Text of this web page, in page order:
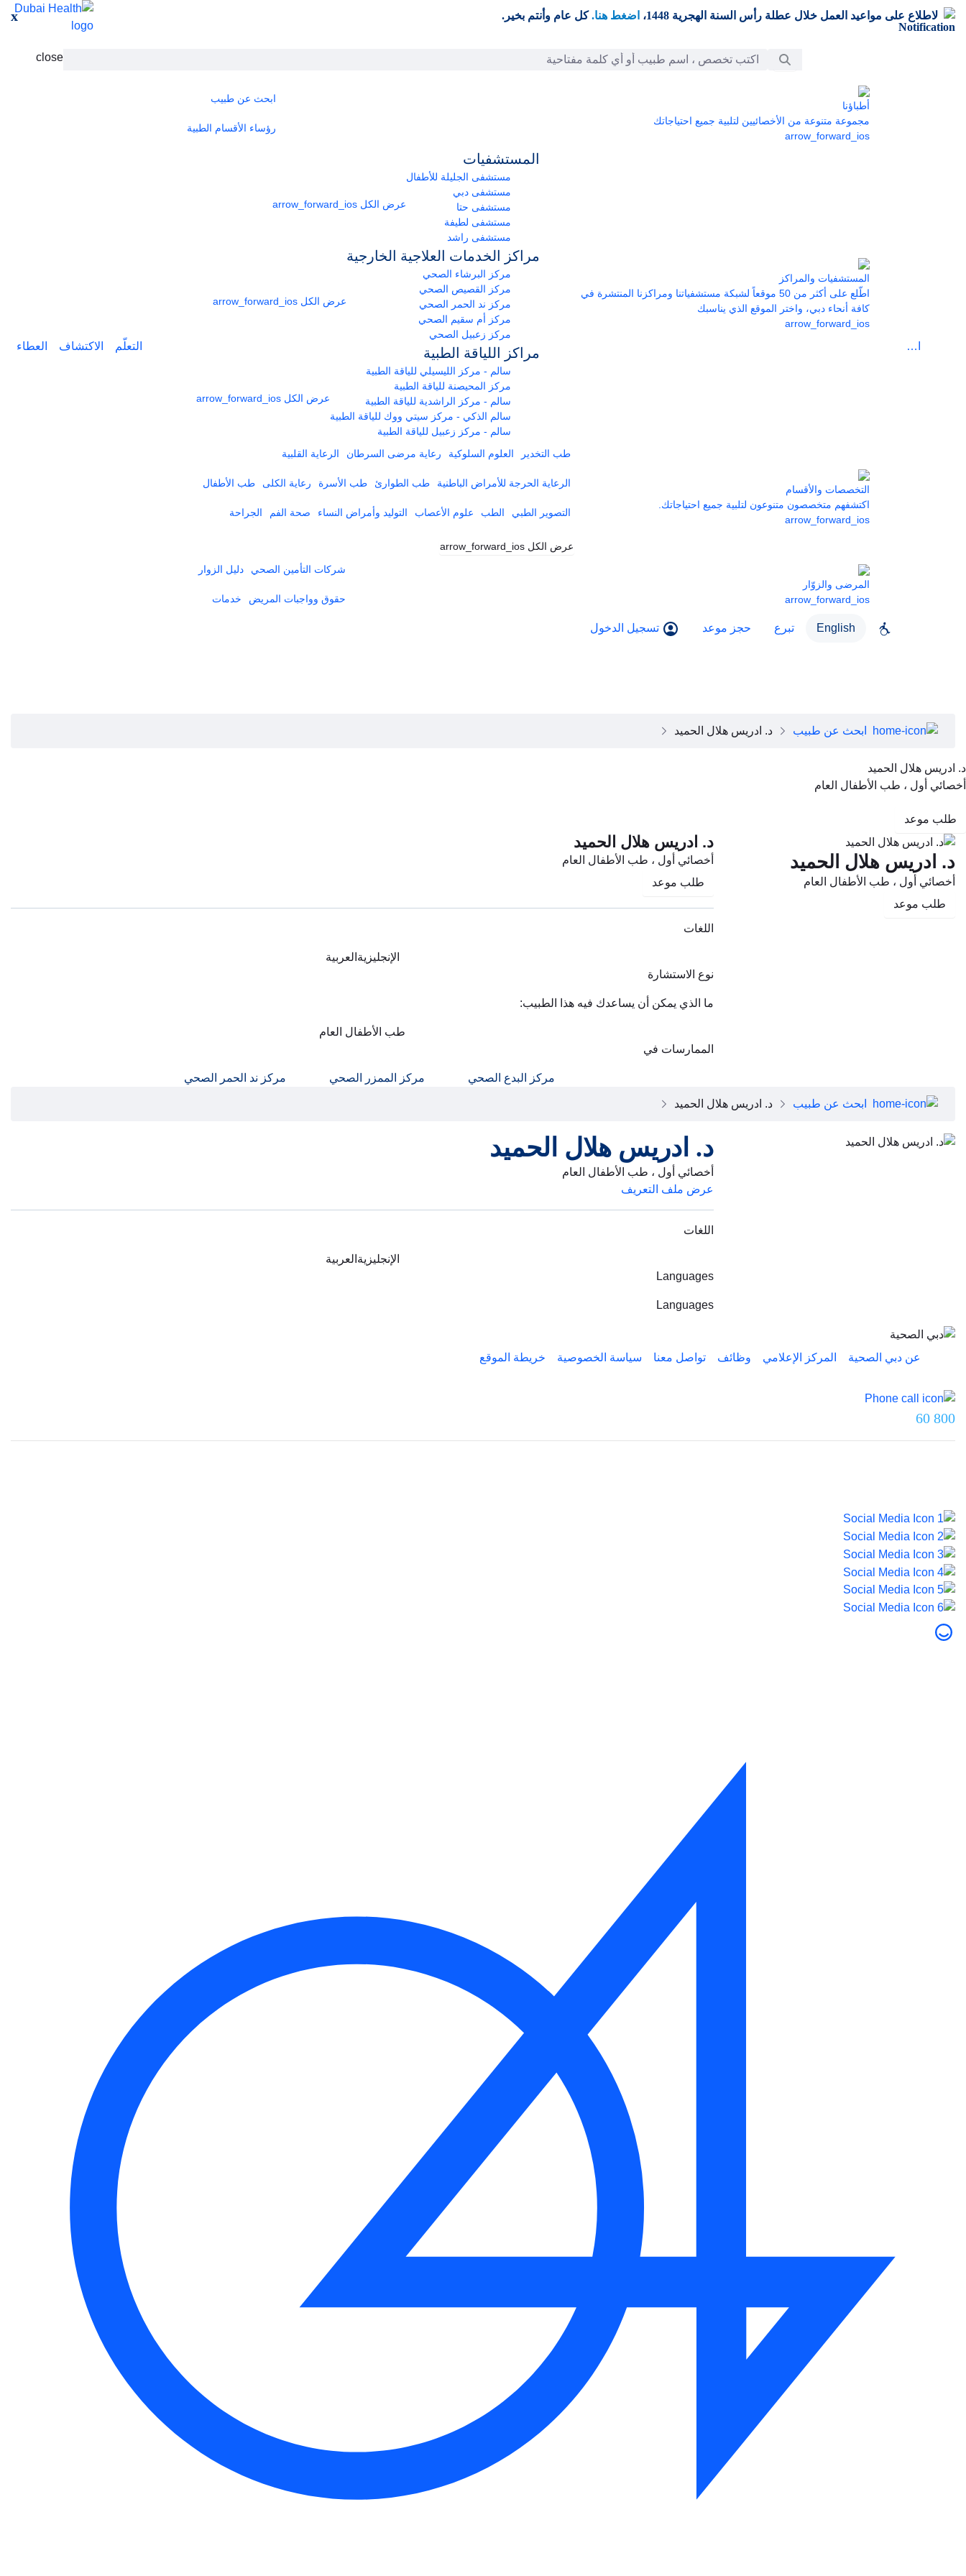
تخطي إلى المحتوى الرئيسي
لاطلاع على مواعيد العمل خلال عطلة رأس السنة الهجرية 1448، اضغط هنا. كل عام وأنتم بخير. x
شريط البحث close
الرعاية
أطباؤنا
مجموعة متنوعة من الأخصائيين لتلبية جميع احتياجاتك
arrow_forward_ios
ابحث عن طبيب
رؤساء الأقسام الطبية
المستشفيات والمراكز
اطّلع على أكثر من 50 موقعاً لشبكة مستشفياتنا ومراكزنا المنتشرة في
كافة أنحاء دبي، واختر الموقع الذي يناسبك
arrow_forward_ios
المستشفيات
مستشفى الجليلة للأطفال
مستشفى دبي
مستشفى حتا
مستشفى لطيفة
مستشفى راشد
عرض الكل
مراكز الخدمات العلاجية الخارجية
مركز البرشاء الصحي
مركز القصيص الصحي
مركز ند الحمر الصحي
مركز أم سقيم الصحي
مركز زعبيل الصحي
عرض الكل
مراكز اللياقة الطبية
سالم - مركز الليسيلي للياقة الطبية
مركز المحيصنة للياقة الطبية
سالم - مركز الراشدية للياقة الطبية
سالم الذكي - مركز سيتي ووك للياقة الطبية
سالم - مركز زعبيل للياقة الطبية
عرض الكل
التخصصات والأقسام
اكتشفهم متخصصون متنوعون لتلبية جميع احتياجاتك.
arrow_forward_ios
طب التخدير العلوم السلوكية رعاية مرضى السرطان الرعاية القلبية
الرعاية الحرجة للأمراض الباطنية طب الطوارئ طب الأسرة رعاية الكلى طب الأطفال
التصوير الطبي الطب علوم الأعصاب التوليد وأمراض النساء صحة الفم الجراحة
عرض الكل arrow_forward_ios
المرضى والزوّار
arrow_forward_ios
شركات التأمين الصحي​ دليل الزوار
حقوق وواجبات المريض خدمات
التعلّم الاكتشاف العطاء
English تبرع حجز موعد تسجيل الدخول
فريقنا التنفيذي
الأسئلة الشائعة
تواصل معنا
ابحث عن طبيب د. ادريس هلال الحميد
د. ادريس هلال الحميد
أخصائي أول ، طب الأطفال العام
طلب موعد
د. ادريس هلال الحميد
أخصائي أول ، طب الأطفال العام
طلب موعد
د. ادريس هلال الحميد
أخصائي أول ، طب الأطفال العام
طلب موعد
اللغات
الإنجليزية العربية
نوع الاستشارة
ما الذي يمكن أن يساعدك فيه هذا الطبيب:
طب الأطفال العام
الممارسات في
مركز البدع الصحي مركز الممزر الصحي مركز ند الحمر الصحي
ابحث عن طبيب د. ادريس هلال الحميد
د. ادريس هلال الحميد
أخصائي أول ، طب الأطفال العام
عرض ملف التعريف
اللغات
الإنجليزية العربية
Languages
Languages
عن دبي الصحية المركز الإعلامي وظائف تواصل معنا سياسة الخصوصية خريطة الموقع
800 60